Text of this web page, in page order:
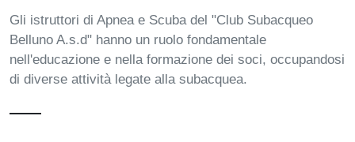
Gli istruttori di Apnea e Scuba del "Club Subacqueo
Belluno A.s.d" hanno un ruolo fondamentale
nell'educazione e nella formazione dei soci, occupandosi
di diverse attività legate alla subacquea.